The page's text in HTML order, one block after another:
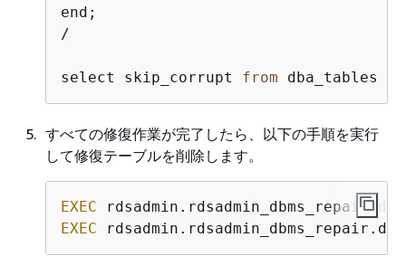
end;
/
select skip_corrupt from dba_tables
すべての修復作業が完了したら、以下の手順を実行
して修復テーブルを削除します。
EXEC
EXEC